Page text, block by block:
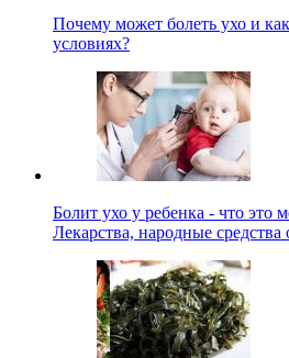
Почему может болеть ухо и
условиях?
Болит ухо у ребенка - что это
Лекарства, народные средства